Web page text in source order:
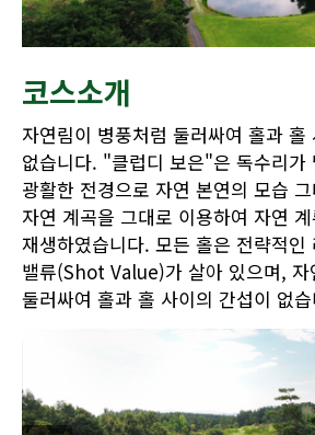
코스소개
자연림이 병풍처럼 둘러싸여 홀과 홀
없습니다. "클럽디 보은"은 독수리가
광활한 전경으로 자연 본연의 모습
자연 계곡을 그대로 이용하여 자연
재생하였습니다. 모든 홀은 전략적인
밸류(Shot Value)가 살아 있으며, 자
둘러싸여 홀과 홀 사이의 간섭이 없